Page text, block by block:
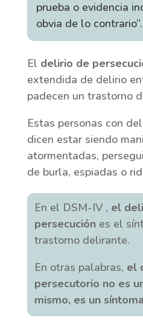
prueba o evidencia
obvia de lo contrario”.
El delirio de
extendida de delirio
padecen un trastorno
Estas personas con
dicen estar siendo
atormentadas,
de burla, espiadas o
En el DSM-IV , el
persecuciónes el
trastorno delirante.
En otras palabras, el
persecutorio no es
mismo, es un síntoma